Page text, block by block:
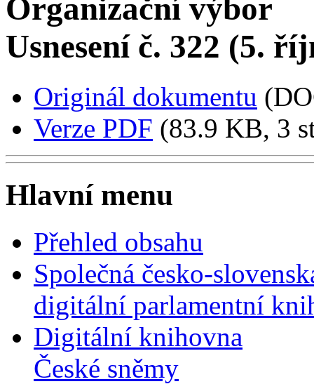
Organizační výbor
Usnesení č. 322 (5.
Originál dokumentu
Verze PDF (83.9 KB, 3
Hlavní menu
Přehled obsahu
Společná česko-
digitální parlamentní
Digitální knihovna
České sněmy